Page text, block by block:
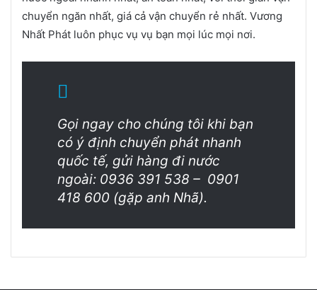
chuyển ngăn nhất, giá cả vận chuyển rẻ nhất. Vương
Nhất Phát luôn phục vụ vụ bạn mọi lúc mọi nơi.
Gọi ngay cho chúng tôi khi bạn
có ý định chuyển phát nhanh
quốc tế, gửi hàng đi nước
ngoài: 0936 391 538 – 0901
418 600 (gặp anh Nhã).